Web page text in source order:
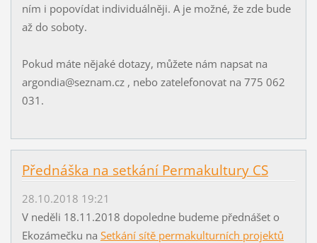
ním i popovídat individuálněji. A je možné, že zde bude
až do soboty.
Pokud máte nějaké dotazy, můžete nám napsat na
argondia@seznam.cz , nebo zatelefonovat na 775 062
031.
Přednáška na setkání Permakultury CS
28.10.2018 19:21
V neděli 18.11.2018 dopoledne budeme přednášet o
Ekozámečku na Setkání sítě permakulturních projektů